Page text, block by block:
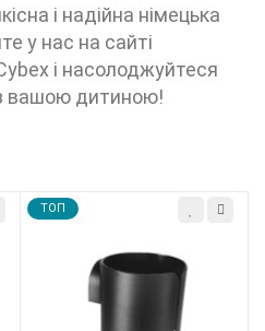
і надійна німецька
у нас на сайті
і насолоджуйтеся
вашою дитиною!
TOП